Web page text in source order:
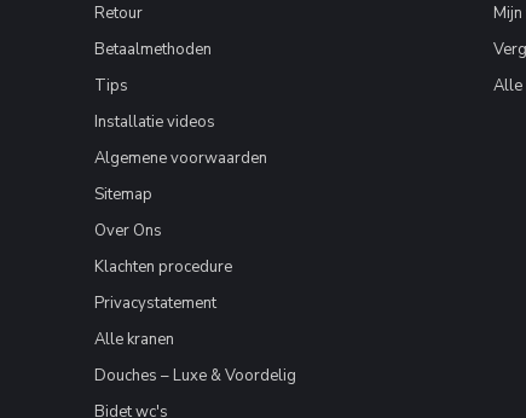
Retour
Betaalmethoden
Tips
Installatie videos
Algemene voorwaarden
Sitemap
Over Ons
Klachten procedure
Privacystatement
Alle kranen
Douches – Luxe & Voordelig
Bidet wc's
Alle